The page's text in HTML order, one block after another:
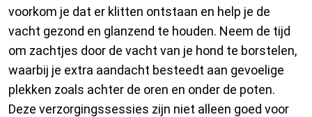
voorkom je dat er klitten ontstaan en help je de
vacht gezond en glanzend te houden. Neem de tijd
om zachtjes door de vacht van je hond te borstelen,
waarbij je extra aandacht besteedt aan gevoelige
plekken zoals achter de oren en onder de poten.
Deze verzorgingssessies zijn niet alleen goed voor